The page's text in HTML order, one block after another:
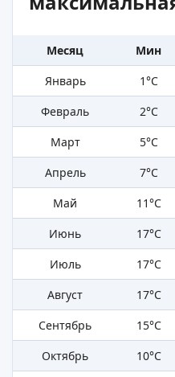
Месяц Мин
Январь
1°C
Февраль
2°C
Март
5°C
Апрель
7°C
Май
11°C
Июнь
17°C
Июль
17°C
Август
17°C
Сентябрь
15°C
Октябрь
10°C